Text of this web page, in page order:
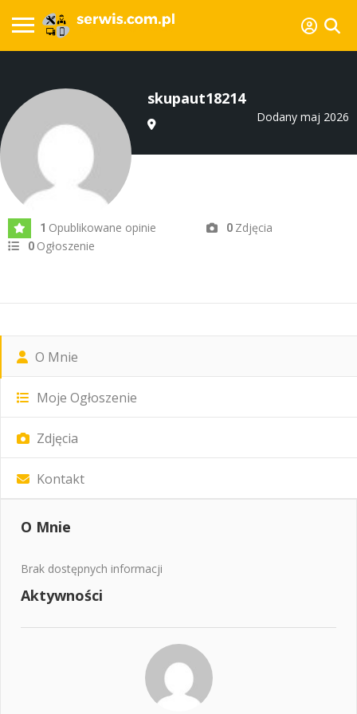
skupaut18214
Dodany maj 2026
1 Opublikowane opinie 0 Zdjęcia
0 Ogłoszenie
O Mnie
Moje Ogłoszenie
Zdjęcia
Kontakt
O Mnie
Brak dostępnych informacji
Aktywności